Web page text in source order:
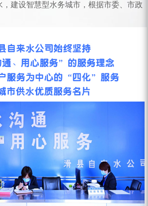
，建设智慧型水务城市，根据市委、市政